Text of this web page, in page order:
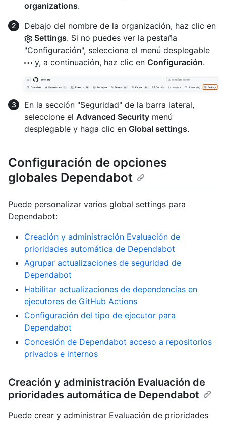
organizations.
Debajo del nombre de la organización, haz clic en
Settings. Si no puedes ver la pestaña
"Configuración", selecciona el menú desplegable
y, a continuación, haz clic en Configuración.
En la sección "Seguridad" de la barra lateral,
seleccione el Advanced Security menú
desplegable y haga clic en Global settings.
Configuración de opciones
globales Dependabot
Puede personalizar varios global settings para
Dependabot:
Creación y administración Evaluación de
prioridades automática de Dependabot
Agrupar actualizaciones de seguridad de
Dependabot
Habilitar actualizaciones de dependencias en
ejecutores de GitHub Actions
Configuración del tipo de ejecutor para
Dependabot
Concesión de Dependabot acceso a repositorios
privados e internos
Creación y administración Evaluación de
prioridades automática de Dependabot
Puede crear y administrar Evaluación de prioridades